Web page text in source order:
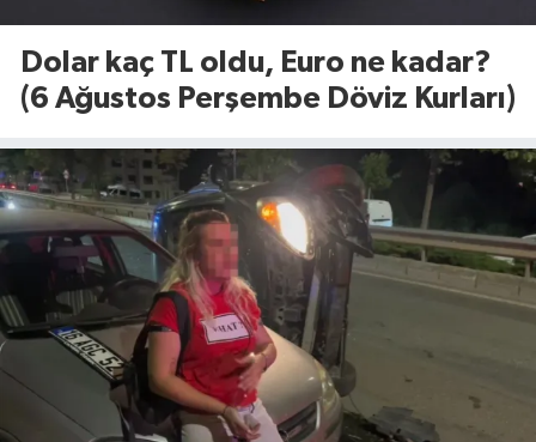
Dolar kaç TL oldu, Euro ne kadar?
(6 Ağustos Perşembe Döviz Kurları)